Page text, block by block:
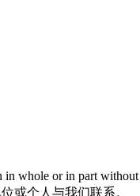
in whole or in part
或个人与我们联系。